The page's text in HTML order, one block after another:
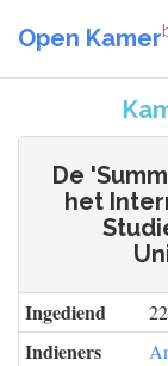
Open Kamer
De
het
Ingediend
Indieners